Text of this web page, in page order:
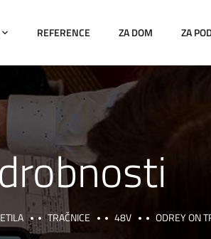
REFERENCE ZA DOM ZA
TRAČNICE 48V ODREY ON